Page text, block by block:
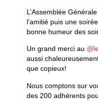
L’Assemblée
l’amitié puis une
bonne humeur des
Un grand merci au
aussi
que copieux!
Nous comptons sur
des 200 adhérents